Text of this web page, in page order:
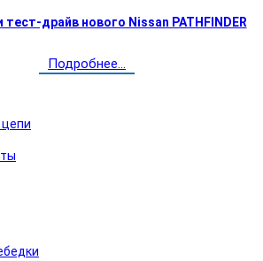
тест-драйв нового Nissan PATHFINDER
Подробнее...